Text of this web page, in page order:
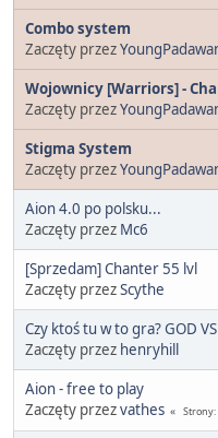
Combo system
Zaczęty przez
Wojownicy [Warriors] -
Zaczęty przez
Stigma System
Zaczęty przez
Aion 4.0 po polsku...
Zaczęty przez Mc6
[Sprzedam] Chanter 55 lvl
Zaczęty przezScythe
Czy ktoś tu w to gra? GOD
Zaczęty przez henryhill
Aion - free to play
Zaczęty przezvathes Strony